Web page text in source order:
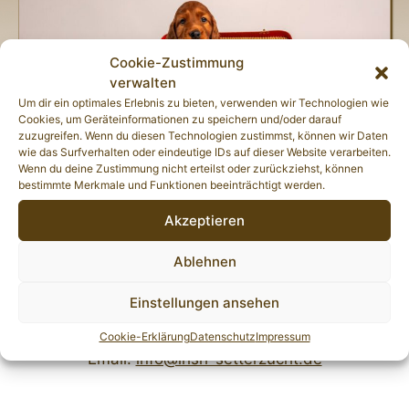
Cookie-Zustimmung
verwalten
Um dir ein optimales Erlebnis zu bieten, verwenden wir Technologien wie
Cookies, um Geräteinformationen zu speichern und/oder darauf
zuzugreifen. Wenn du diesen Technologien zustimmst, können wir Daten
wie das Surfverhalten oder eindeutige IDs auf dieser Website verarbeiten.
Wenn du deine Zustimmung nicht erteilst oder zurückziehst, können
bestimmte Merkmale und Funktionen beeinträchtigt werden.
Akzeptieren
Ablehnen
Einstellungen ansehen
Cookie-ErklärungDatenschutzImpressum
Irish Setter Of the Red Flash
Ellen ten Brink
Tel.: 0421 41 70 150
Email:info@irish-setterzucht.de